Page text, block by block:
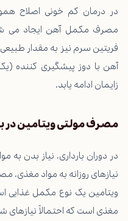
در درمان کم خونی اصلاح
مصرف مکمل آهن ایجاد می
فریتین سرم نیز به مقدار
زایمان ادامه یابد.
مصرف مولتی ویتامین در
در دوران بارداری، نیاز بدن به
نیازهای روزانه به مواد
ویتامین یک نوع مکمل غذایی
مغذی است که احتمالاً نیازهای